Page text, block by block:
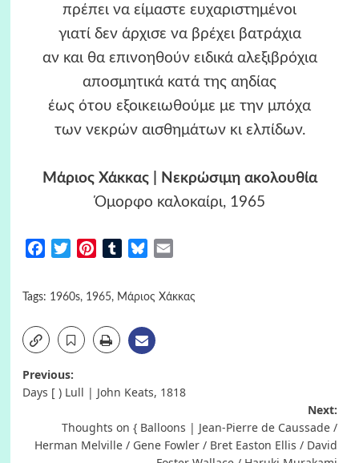
πρέπει να είμαστε ευχαριστημένοι
γιατί δεν άρχισε να βρέχει βατράχια
αν και θα επινοηθούν ειδικά αλεξιβρόχια
αποσμητικά κατά της αηδίας
έως ότου εξοικειωθούμε με την μπόχα
των νεκρών αισθημάτων κι ελπίδων.
Μάριος Χάκκας | Νεκρώσιμη ακολουθία
Όμορφο καλοκαίρι, 1965
FacebookTwitterPinterestTumblrBluesky
Tags: 1960s, 1965, Μάριος Χάκκας
Post
Previous:
Days [ ) Lull | John Keats, 1818
Next:
Thoughts on { Balloons | Jean-Pierre de Caussade /
Herman Melville / Gene Fowler / Bret Easton Ellis / David